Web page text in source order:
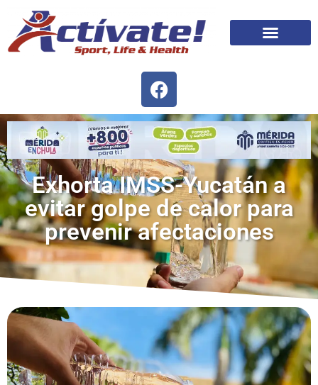
Exhorta IMSS-Yucatán a
evitar golpe de calor para
prevenir afectaciones